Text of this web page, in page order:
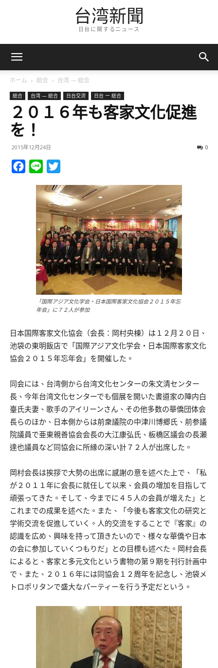
台湾新聞
日台に関するニュース
ホーム 総合 台湾 — 総合
総合 台湾 — 総合 日台交流 日台 ー 総合
２０１６年も客家文化促進
を！
2015年12月24日 0
Facebook
Line
「国際アジア文化学会・日本国際客家文化協会２０１５年忘
年会」に７２人が参加
日本国際客家文化協会（会長：岡村央棟）は１２月２０日、
池袋の東明飯店で「国際アジア文化学会・日本国際客家文化
協会２０１５年忘年会」を開催した。
同会には、台湾側から台湾文化センターの朱文清センター
長、今年台湾文化センターでも個展を開いた書道家の陣内白
臺氏夫妻、歌手のアイリーンさん、その他多数の華僑団体会
長らのほか、日本側からは前衆議院の中津川博郷氏、前参議
院議員で亜東親善協会会長の大江康弘氏、板橋区議会の長瀬
達也議員など同協会に所縁の深い計７２人が出席した。
岡村会長は挨拶で大勢の出席に感謝の意を述べた上で、「私
が２０１１年に会長に就任して以来、会員の増加を目指して
頑張ってきた。そして、今までに４５人の会員が増えた」と
これまでの成果を述べた。また、「今後も客家文化の研究と
学術交流を促進していく。人的交流をすることで『客家』の
認識を広め、興味を持って頂きたいので、様々な華僑や日本
の会に参加していくつもりだ」との目標も述べた。岡村会長
によると、客家と多元文化という書物の第９期を刊行計画中
で、また、２０１６年には同協会１２周年を記念し、池袋メ
トロポリタンで盛大なパーティーを行う予定だという。